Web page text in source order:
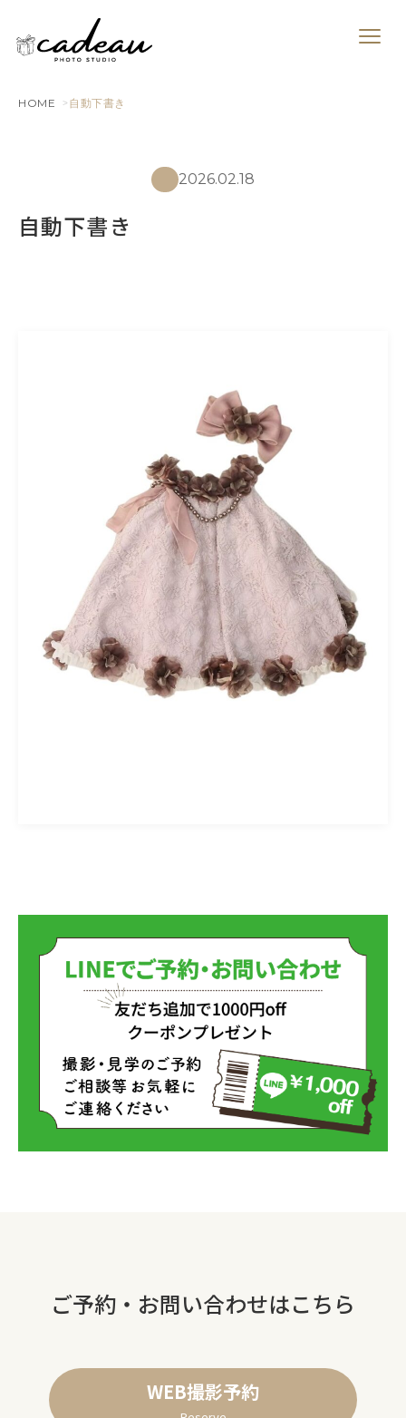
HOME 自動下書き
2026.02.18
自動下書き
ご予約・お問い合わせはこちら
WEB撮影予約